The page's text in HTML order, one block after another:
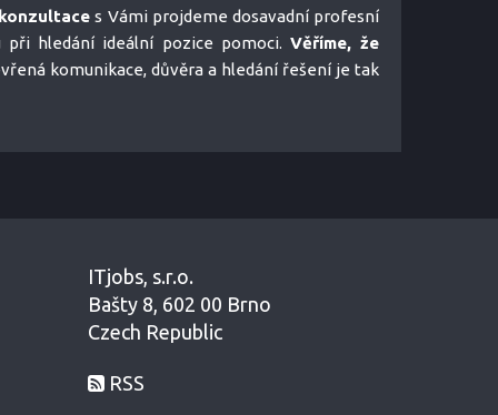
s Vámi projdeme dosavadní profesní
hledání ideální pozice pomoci. Věříme, že
komunikace, důvěra a hledání řešení je tak
ITjobs, s.r.o.
Bašty 8, 602 00 Brno
Czech Republic
RSS